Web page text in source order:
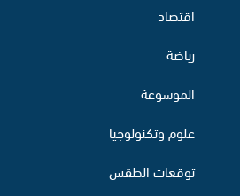
اقتصاد
رياضة
الموسوعة
علوم وتكنولوجيا
توقعات الطقس